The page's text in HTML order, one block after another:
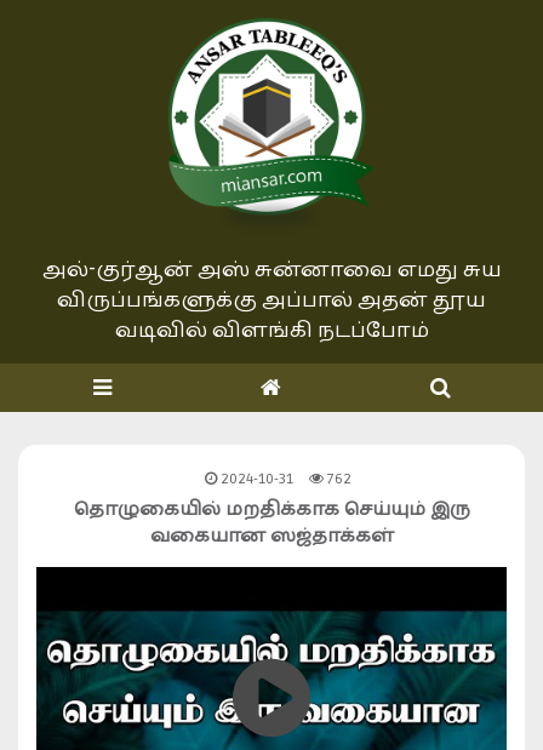
அல்-குர்ஆன் அஸ் சுன்னாவை எமது சுய
விருப்பங்களுக்கு அப்பால் அதன் தூய
வடிவில் விளங்கி நடப்போம்
2024-10-31 762
தொழுகையில் மறதிக்காக செய்யும் இரு
வகையான ஸஜ்தாக்கள்